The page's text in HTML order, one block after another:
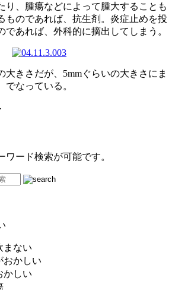
り、腫瘍などによって腫大することも
ものであれば、抗生剤。炎症止めを投
であれば、外科的に摘出してしまう。
大きさだが、5mmぐらいの大きさにま
でなっている。
ード検索が可能です。
まない
おかしい
かしい